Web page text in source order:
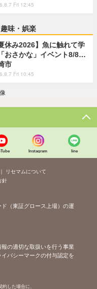
Fri 12:45
趣味・娯楽
夏休み2026】魚に触れて学
おさかな」イベント8/8…
市
Fri 10:45
Instagram line
リセマムについて
針
（東証グロース上場）の運
の適切な取扱いを行う事業
バシーマークの付与認定を
した場合に、